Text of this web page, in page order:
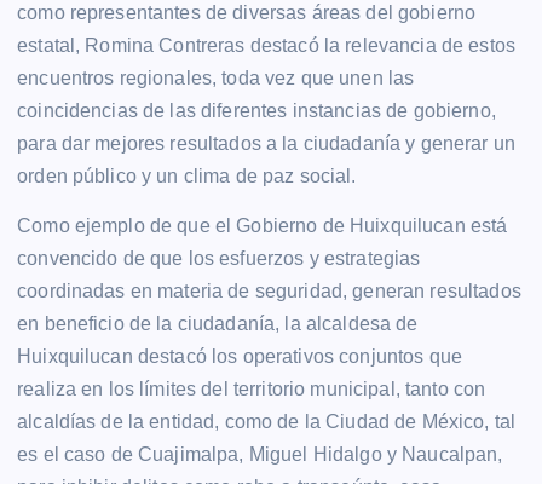
como representantes de diversas áreas del gobierno
estatal, Romina Contreras destacó la relevancia de estos
encuentros regionales, toda vez que unen las
coincidencias de las diferentes instancias de gobierno,
para dar mejores resultados a la ciudadanía y generar un
orden público y un clima de paz social.
Como ejemplo de que el Gobierno de Huixquilucan está
convencido de que los esfuerzos y estrategias
coordinadas en materia de seguridad, generan resultados
en beneficio de la ciudadanía, la alcaldesa de
Huixquilucan destacó los operativos conjuntos que
realiza en los límites del territorio municipal, tanto con
alcaldías de la entidad, como de la Ciudad de México, tal
es el caso de Cuajimalpa, Miguel Hidalgo y Naucalpan,